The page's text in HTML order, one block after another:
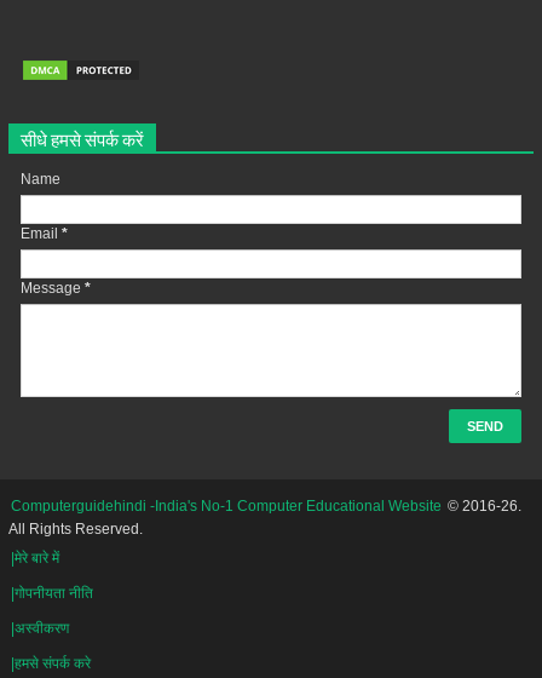
सीधे हमसे संपर्क करें
Name
Email *
Message *
Computerguidehindi -India's No-1 Computer Educational Website © 2016-26.
All Rights Reserved.
|मेरे बारे में
|गोपनीयता नीति
|अस्वीकरण
|हमसे संपर्क करे